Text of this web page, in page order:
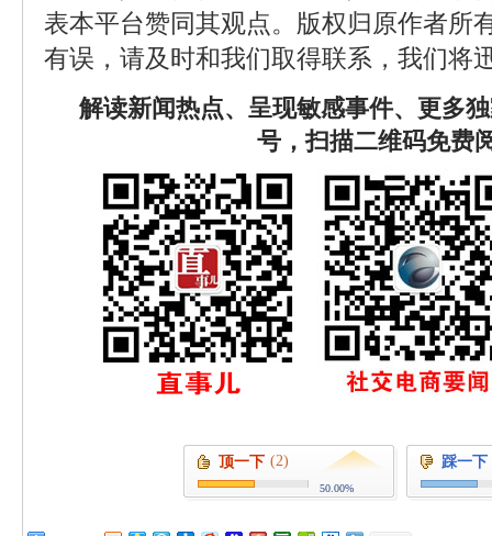
表本平台赞同其观点。版权归原作者所
有误，请及时和我们取得联系，我们将
解读新闻热点、呈现敏感事件、更多
号，扫描二维码免费
顶一下 (2)
50.00%
踩一下